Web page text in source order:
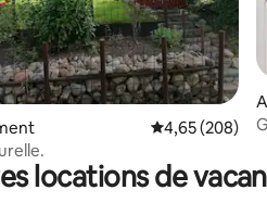
sur la base de 11 commentaires :
Évaluation
4,65 (208)
locations de